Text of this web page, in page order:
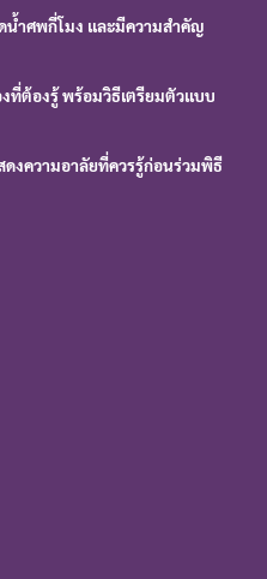
น้ำศพกี่โมง และมีความสำคัญ
ที่ต้องรู้ พร้อมวิธีเตรียมตัวแบบ
งความอาลัยที่ควรรู้ก่อนร่วมพิธี